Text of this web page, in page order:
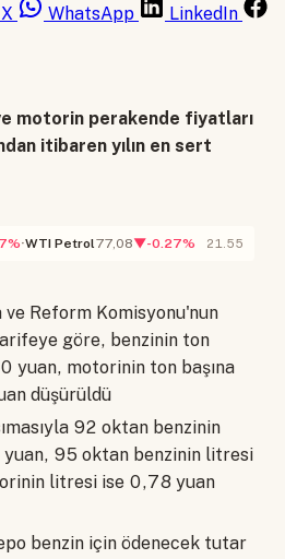
X WhatsApp
LinkedIn
motorin perakende fiyatları
itibaren yılın en sert
WTI Petrol77,08▼-0.27% 21.55
ve Reform Komisyonu'nun
göre, benzinin ton
yuan, motorinin ton başına
düşürüldü
92 oktan benzinin
95 oktan benzinin litresi
litresi ise 0,78 yuan
benzin için ödenecek tutar